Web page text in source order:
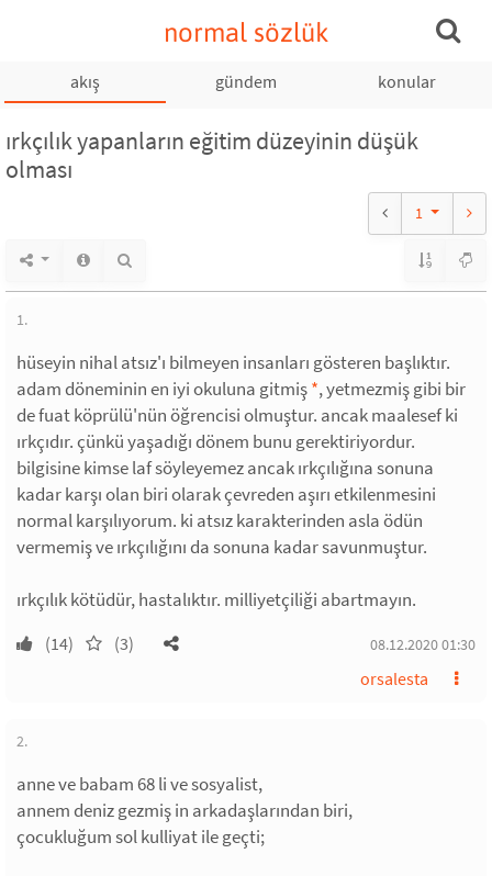
normal sözlük
akış gündem konular
ırkçılık yapanların eğitim düzeyinin düşük
olması
1
1.
hüseyin nihal atsız'ı bilmeyen insanları gösteren başlıktır.
adam döneminin en iyi okuluna gitmiş*, yetmezmiş gibi bir
de fuat köprülü'nün öğrencisi olmuştur. ancak maalesef ki
ırkçıdır. çünkü yaşadığı dönem bunu gerektiriyordur.
bilgisine kimse laf söyleyemez ancak ırkçılığına sonuna
kadar karşı olan biri olarak çevreden aşırı etkilenmesini
normal karşılıyorum. ki atsız karakterinden asla ödün
vermemiş ve ırkçılığını da sonuna kadar savunmuştur.
ırkçılık kötüdür, hastalıktır. milliyetçiliği abartmayın.
(14) (3) 08.12.2020 01:30
orsalesta
2.
anne ve babam 68 li ve sosyalist,
annem deniz gezmiş in arkadaşlarından biri,
çocukluğum sol kulliyat ile geçti;